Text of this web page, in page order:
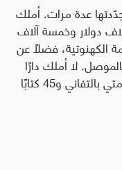
عدة مرات. أملك
دولار وخمسة آلاف
سنة من الخدمة الكهنوتية، فضلاً عن
لا أملك دارًا
ولا سيارة، لكن رصيدي الحقيقي هو خدمتي بالتفاني و45 كتابًا